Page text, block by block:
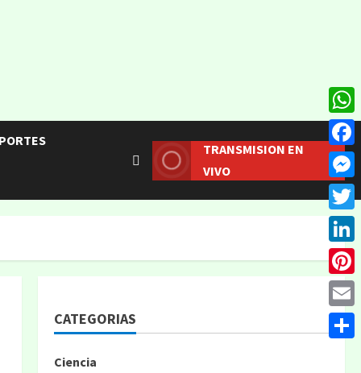
TRANSMISION EN
VIVO
CATEGORIAS
Ciencia
Email